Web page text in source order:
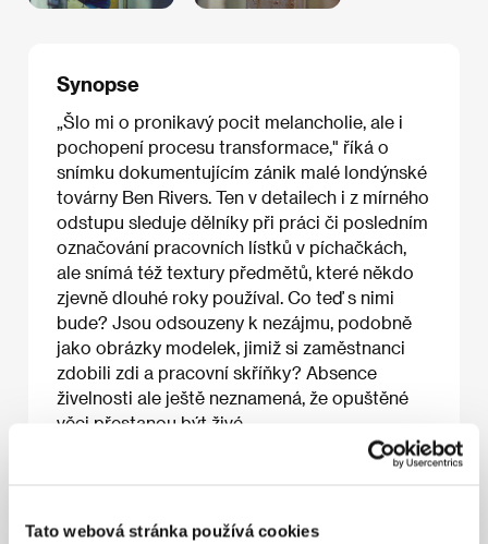
Tato webová stránka používá cookies
Synopse
„Šlo mi o pronikavý pocit melancholie, ale i
pochopení procesu transformace," říká o
snímku dokumentujícím zánik malé londýnské
továrny Ben Rivers. Ten v detailech i z mírného
odstupu sleduje dělníky při práci či posledním
označování pracovních lístků v píchačkách,
ale snímá též textury předmětů, které někdo
zjevně dlouhé roky používal. Co teď s nimi
bude? Jsou odsouzeny k nezájmu, podobně
jako obrázky modelek, jimiž si zaměstnanci
zdobili zdi a pracovní skříňky? Absence
živelnosti ale ještě neznamená, že opuštěné
věci přestanou být živé.
O filmu